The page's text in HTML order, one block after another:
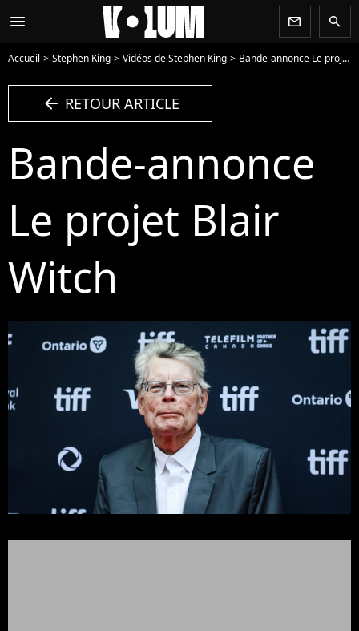
menu newsletter search
Accueil Stephen King Vidéos de Stephen King Bande-annonce Le projet Blair Witch - Vidéo
arrow_left RETOUR ARTICLE
Bande-annonce
Le projet Blair
Witch